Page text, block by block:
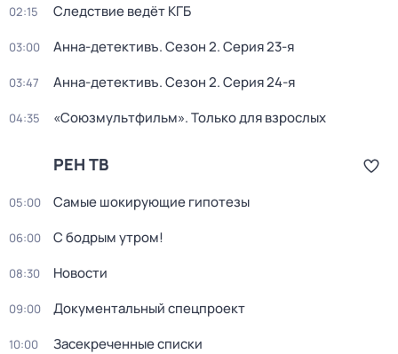
02:15 Следствие ведёт КГБ
03:00 Анна-детективъ. Сезон 2. Серия 23-я
03:47 Анна-детективъ. Сезон 2. Серия 24-я
04:35 «Союзмультфильм». Только для взрослых
РЕН ТВ
05:00 Самые шoкиpующие гипотезы
06:00 С бодрым утром!
08:30 Новости
09:00 Документальный спецпроект
10:00 Заcекрeченные списки